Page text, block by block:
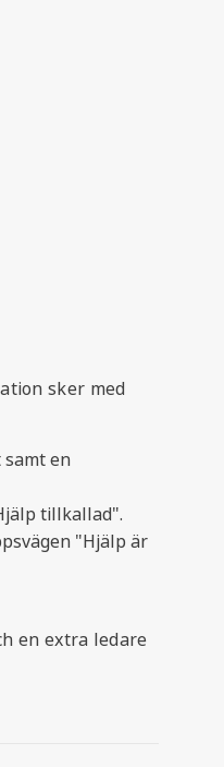
sker med
en
tillkallad".
"Hjälp är
en extra ledare